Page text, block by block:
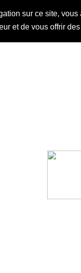
sur ce site,
et de vous offrir